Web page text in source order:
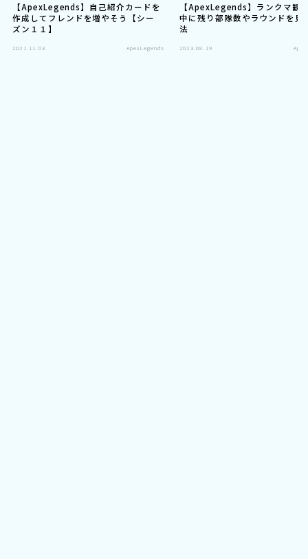
【ApexLegends】自己紹介カードを
作成してフレンドを増やそう【シー
ズン１１】
2021.11.03 ApexLegends
【ApexLegends】ランクマ観
中に残り部隊数やラウンドを見
法
2023.08.19